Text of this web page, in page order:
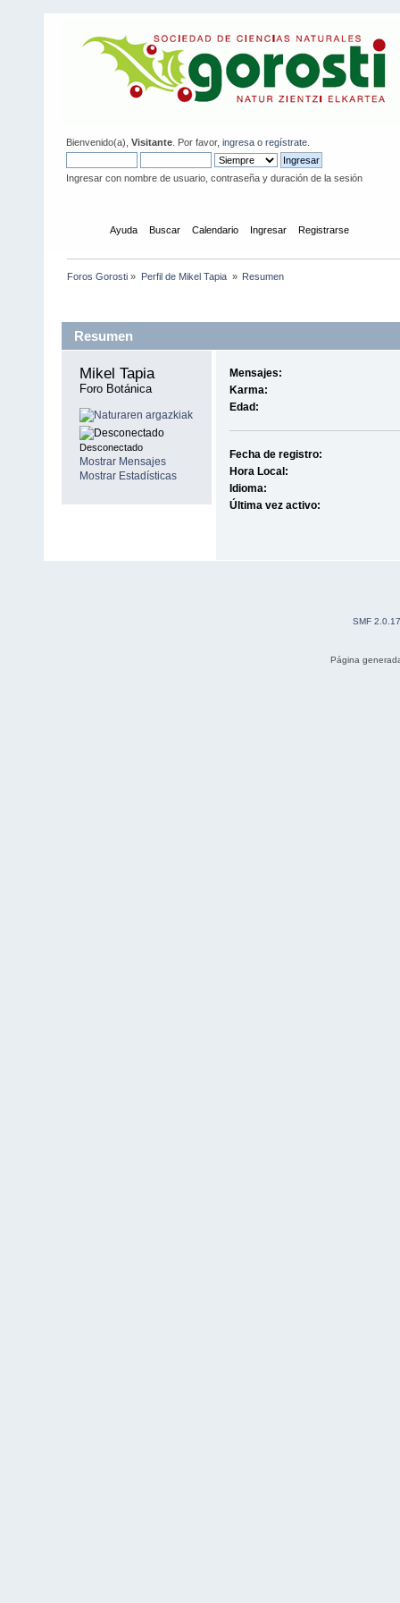
Bienvenido(a), Visitante . Por favor, ingresa o regístrate
Ingresar con nombre de usuario, contraseña y duración de la sesión
Ayuda Buscar Calendario Ingresar Registrarse
Foros Gorosti » Perfil de Mikel Tapia » Resumen
Resumen
Mikel Tapia
Foro Botánica
Desconectado
Mostrar Mensajes
Mostrar Estadísticas
Mensajes:
Karma:
Edad:
Fecha de registro:
Hora Local:
Idioma:
Última vez activo:
SMF 2.0.17
Página